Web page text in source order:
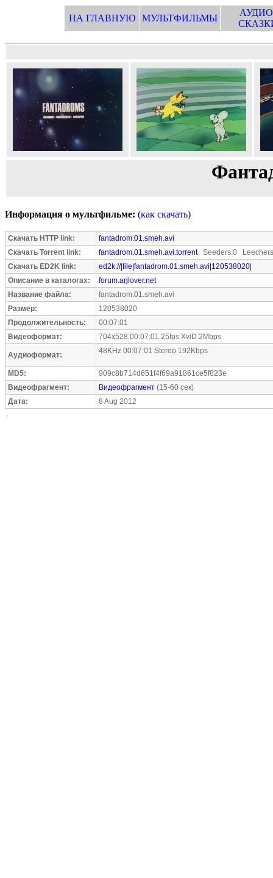
НА ГЛАВНУЮ МУЛЬТФИЛЬМЫ
Информация о мультфильме: (как скачать)
Скачать HTTP link:
fantadrom.01.smeh.avi
Скачать Torrent link:
fantadrom.01.smeh.avi.torrentSeeders:0
Скачать ED2K link:
ed2k://|file|fantadrom.01.smeh.avi|120538020|
Описание в каталогах:
forum.arjlover.net
Название файла:
fantadrom.01.smeh.avi
Размер:
120538020
Продолжительность:
00:07:01
Видеоформат:
704x528 00:07:01 25fps XviD 2Mbps
Аудиоформат: 48KHz 00:07:01 Stereo 192Kbps
MD5:
909c8b714d651f4f69a91861ce5f823e
Видеофрагмент:
Видеофрагмент (15-60 сек)
Дата:
8 Aug 2012